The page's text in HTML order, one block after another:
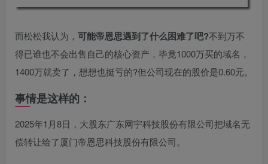
而松松我认为， 可能帝恩思遇到了什么困难了吧?不到万不
得已谁也不会出售自己的核心资产，毕竟1000万买的域名，
1400万就卖了，想想也挺亏的?但公司现在的股价是0.60元。
事情是这样的：
2025年1月8日，大股东广东网宇科技股份有限公司把域名无
偿转让给了厦门帝恩思科技股份有限公司。